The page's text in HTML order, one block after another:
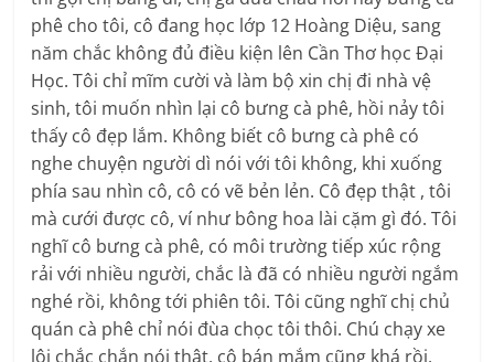
phê cho tôi, cô đang học lớp 12 Hoàng Diệu, sang
năm chắc không đủ điều kiện lên Cần Thơ học Đại
Học. Tôi chỉ mĩm cười và làm bộ xin chị đi nhà vệ
sinh, tôi muốn nhìn lại cô bưng cà phê, hồi nảy tôi
thấy cô đẹp lắm. Không biết cô bưng cà phê có
nghe chuyện người dì nói với tôi không, khi xuống
phía sau nhìn cô, cô có vẽ bẻn lẻn. Cô đẹp thật , tôi
mà cưới được cô, ví như bông hoa lài cặm gì đó. Tôi
nghĩ cô bưng cà phê, có môi trường tiếp xúc rộng
rải với nhiều người, chắc là đã có nhiều người ngắm
nghé rồi, không tới phiên tôi. Tôi cũng nghĩ chị chủ
quán cà phê chỉ nói đùa chọc tôi thôi. Chú chạy xe
lôi chắc chắn nói thật, cô bán mắm cũng khá rồi,